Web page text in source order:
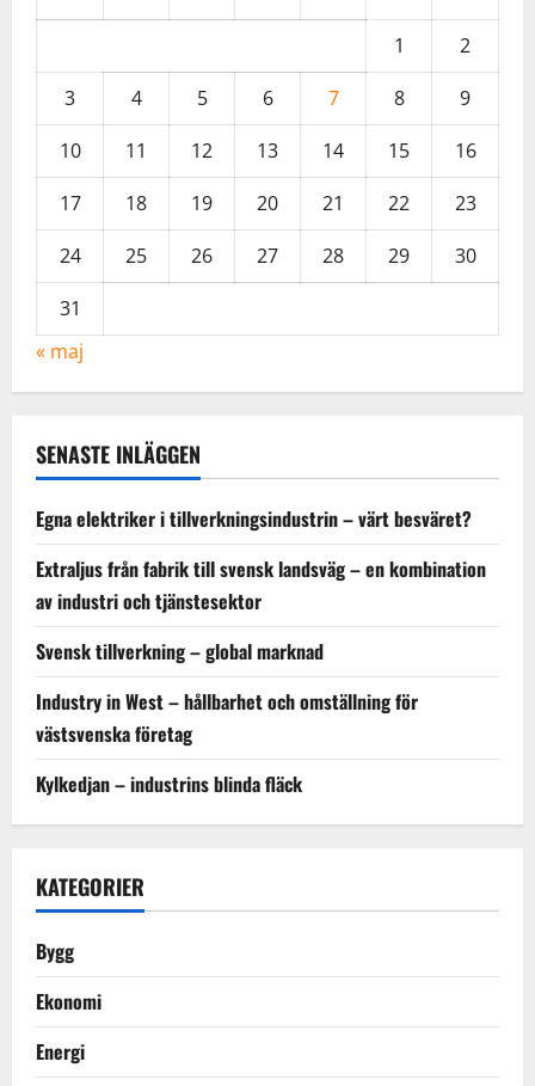
1
2
3
4 5 6 7 8
9
10
11 12 13 14 15
16
17
18 19 20 21 22
23
24
25 26 27 28 29
30
31
« maj
SENASTE INLÄGGEN
Egna elektriker i tillverkningsindustrin – värt besväret?
Extraljus från fabrik till svensk landsväg – en kombination
av industri och tjänstesektor
Svensk tillverkning – global marknad
Industry in West – hållbarhet och omställning för
västsvenska företag
Kylkedjan – industrins blinda fläck
KATEGORIER
Bygg
Ekonomi
Energi